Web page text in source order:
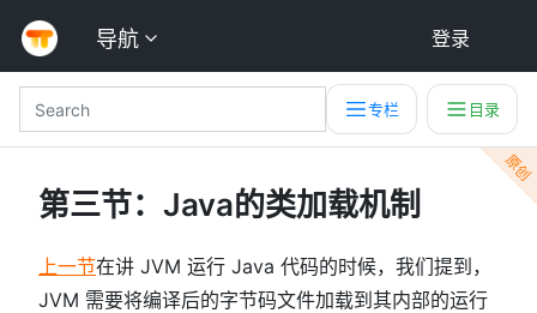
导航 登录
专栏 目录
原创
第三节：Java的类加载机制
上一节在讲 JVM 运行 Java 代码的时候，我们提到，
JVM 需要将编译后的字节码文件加载到其内部的运行